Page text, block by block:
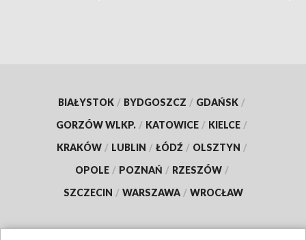
BIAŁYSTOK / BYDGOSZCZ / GDAŃSK /
GORZÓW WLKP. / KATOWICE / KIELCE /
KRAKÓW / LUBLIN / ŁÓDŹ / OLSZTYN /
OPOLE / POZNAŃ / RZESZÓW /
SZCZECIN / WARSZAWA / WROCŁAW